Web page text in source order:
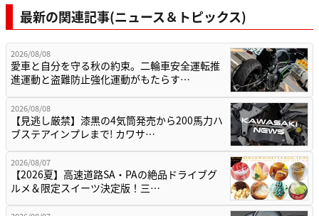
最新の関連記事(ニュース＆トピックス)
2026/08/08
愛車と自分を守る秋の約束。二輪車安全運転推
進運動と盗難防止強化運動がもたらす…
2026/08/08
【見逃し厳禁】漆黒の4気筒発売から200馬力ハ
ブステアインプレまで! カワサ…
2026/08/07
【2026夏】高速道路SA・PAの絶品ドライブグ
ルメ＆限定スイーツ決定版！三…